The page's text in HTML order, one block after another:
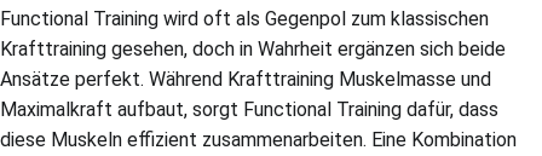
Functional Training wird oft als Gegenpol zum klassischen
Krafttraining gesehen, doch in Wahrheit ergänzen sich beide
Ansätze perfekt. Während Krafttraining Muskelmasse und
Maximalkraft aufbaut, sorgt Functional Training dafür, dass
diese Muskeln effizient zusammenarbeiten. Eine Kombination